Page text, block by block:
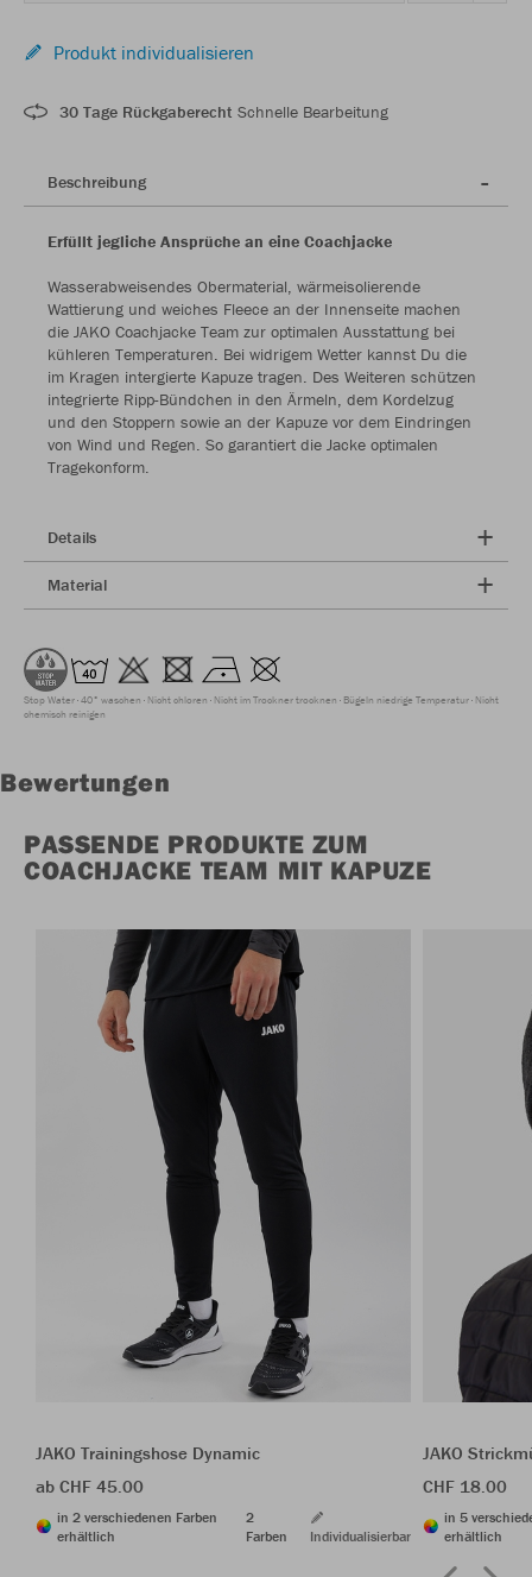
Produkt individualisieren
30 Tage Rückgaberecht Schnelle Bearbeitung
Beschreibung
Erfüllt jegliche Ansprüche an eine Coachjacke
Wasserabweisendes Obermaterial, wärmeisolierende
Wattierung und weiches Fleece an der Innenseite machen
die JAKO Coachjacke Team zur optimalen Ausstattung bei
kühleren Temperaturen. Bei widrigem Wetter kannst Du die
im Kragen intergierte Kapuze tragen. Des Weiteren schützen
integrierte Ripp-Bündchen in den Ärmeln, dem Kordelzug
und den Stoppern sowie an der Kapuze vor dem Eindringen
von Wind und Regen. So garantiert die Jacke optimalen
Tragekonform.
Details
Material
Stop Water 40° waschen Nicht chloren Nicht im Trockner trocknen Bügeln niedrige Temperatur Nicht
chemisch reinigen
Bewertungen
PASSENDE PRODUKTE ZUM
COACHJACKE TEAM MIT KAPUZE
JAKO Trainingshose Dynamic
ab CHF 45.00
in 2 verschiedenen Farben
erhältlich
2
Farben
Individualisierbar
JAKO
CHF 18.00
in 5
erhältlich